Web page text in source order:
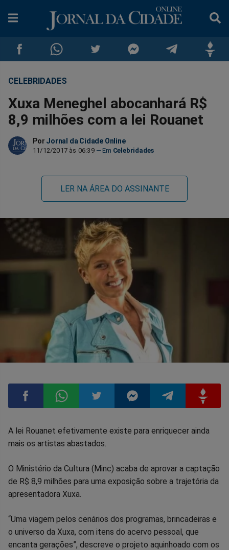
Compartilhar
no
Facebook
Compartilhar
no
Whatsapp
no
Twitter
no
Messenger
no
no
CELEBRIDADES
Xuxa Meneghel abocanhará R$
8,9 milhões com a lei Rouanet
Por Jornal da Cidade Online
11/12/2017 às 06:39 Celebridades
LER NA ÁREA DO ASSINANTE
Compartilhar
Facebook
Compartilhar
Whatsapp
Compartilhar
Twitter
Compartilhar
Messenger
Compartilhar
TelegramGettr
A lei Rouanet efetivamente existe para enriquecer ainda
mais os artistas abastados.
O Ministério da Cultura (Minc) acaba de aprovar a captação
de R$ 8,9 milhões para uma exposição sobre a trajetória da
apresentadora Xuxa.
“Uma viagem pelos cenários dos programas, brincadeiras e
o universo da Xuxa, com itens do acervo pessoal, que
encanta gerações”, descreve o projeto aquinhoado com os